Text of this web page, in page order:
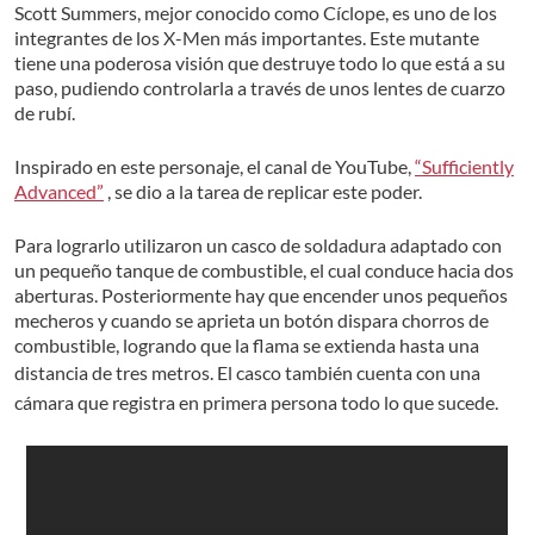
Scott Summers, mejor conocido como Cíclope, es uno de los
integrantes de los X-Men más importantes. Este mutante
tiene una poderosa visión que destruye todo lo que está a su
paso, pudiendo controlarla a través de unos lentes de cuarzo
de rubí.
Inspirado en este personaje, el canal de YouTube,“Sufficiently
Advanced” , se dio a la tarea de replicar este poder.
Para lograrlo utilizaron un casco de soldadura adaptado con
un pequeño tanque de combustible, el cual conduce hacia dos
aberturas. Posteriormente hay que encender unos pequeños
mecheros y cuando se aprieta un botón dispara chorros de
combustible, logrando que la flama se extienda hasta una
distancia de tres metros. El casco también cuenta con una
cámara que registra en primera persona todo lo que sucede.